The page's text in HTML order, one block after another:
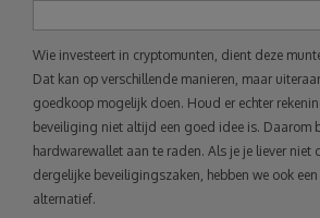
Wie investeert in cryptomunten, dient deze
Dat kan op verschillende manieren, maar
goedkoop mogelijk doen. Houd er echter
beveiliging niet altijd een goed idee is. Daarom
hardwarewallet aan te raden. Als je je liever niet
dergelijke beveiligingszaken, hebben we ook
alternatief.